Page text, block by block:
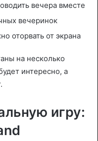
вечера вместе
вечеринок
оторвать от экрана
на несколько
интересно, а
игру: